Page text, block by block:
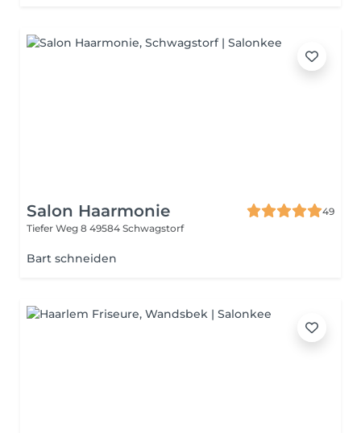
Salon Haarmonie
49
Tiefer Weg 8 49584 Schwagstorf
Bart schneiden